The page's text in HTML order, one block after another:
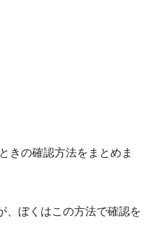
きの確認方法をまとめま
、ぼくはこの方法で確認を